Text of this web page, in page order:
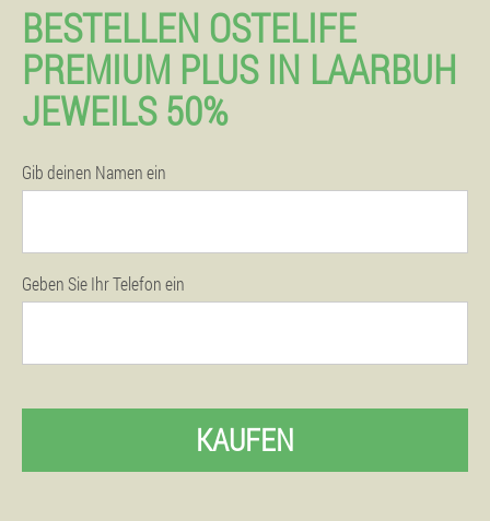
BESTELLEN OSTELIFE
PREMIUM PLUS IN LAARBUH
JEWEILS 50%
Gib deinen Namen ein
Geben Sie Ihr Telefon ein
KAUFEN